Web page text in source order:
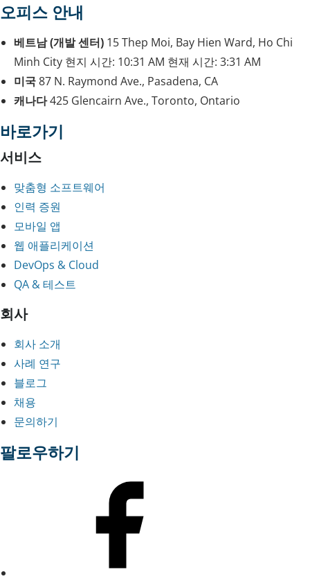
오피스 안내
베트남 (개발 센터) 15 Thep Moi, Bay Hien Ward, Ho Chi
Minh City 현지 시간: 10:31 AM 현재 시간: 3:31 AM
미국87 N. Raymond Ave., Pasadena, CA
캐나다425 Glencairn Ave., Toronto, Ontario
바로가기
서비스
맞춤형 소프트웨어
인력 증원
모바일 앱
웹 애플리케이션
DevOps & Cloud
QA & 테스트
회사
회사 소개
사례 연구
블로그
채용
문의하기
팔로우하기